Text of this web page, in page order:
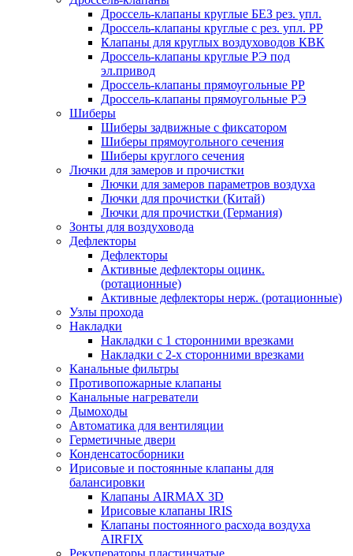
Дроссель-клапаны круглые БЕЗ рез. упл.
Дроссель-клапаны круглые с рез. упл. РР
Клапаны для круглых воздуховодов КВК
Дроссель-клапаны круглые РЭ под
эл.привод
Дроссель-клапаны прямоугольные РР
Дроссель-клапаны прямоугольные РЭ
Шиберы
Шиберы задвижные с фиксатором
Шиберы прямоугольного сечения
Шиберы круглого сечения
Лючки для замеров и прочистки
Лючки для замеров параметров воздуха
Лючки для прочистки (Китай)
Лючки для прочистки (Германия)
Зонты для воздуховода
Дефлекторы
Дефлекторы
Активные дефлекторы оцинк.
(ротационные)
Активные дефлекторы нерж. (ротационные)
Узлы прохода
Накладки
Накладки с 1 сторонними врезками
Накладки с 2-х сторонними врезками
Канальные фильтры
Противопожарные клапаны
Канальные нагреватели
Дымоходы
Автоматика для вентиляции
Герметичные двери
Конденсатосборники
Ирисовые и постоянные клапаны для
балансировки
Клапаны AIRMAX 3D
Ирисовые клапаны IRIS
Клапаны постоянного расхода воздуха
AIRFIX
Рекуператоры пластинчатые